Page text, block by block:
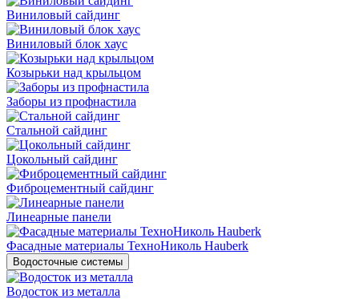
Виниловый сайдинг
Виниловый блок хаус
Козырьки над крыльцом
Заборы из профнастила
Стальной сайдинг
Цокольный сайдинг
Фиброцементный сайдинг
Линеарные панели
Фасадные материалы ТехноНиколь Hauberk
Водосточные системы
Водосток из металла